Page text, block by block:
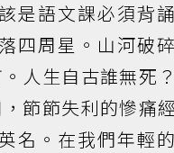
是語文課必須背
四周星。山河破
人生自古誰無死
節節失利的慘痛
名。在我們年輕